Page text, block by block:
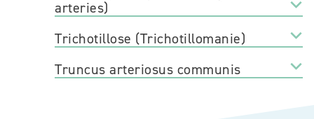
arteries)
Trichotillose (Trichotillomanie)
Truncus arteriosus communis